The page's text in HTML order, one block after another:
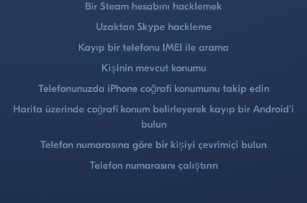
Bir Steam hesabını hacklemek
Uzaktan Skype hackleme
Kayıp bir telefonu IMEI ile arama
Kişinin mevcut konumu
Telefonunuzda iPhone coğrafi konumunu takip edin
Harita üzerinde coğrafi konum belirleyerek kayıp bir Android'i
bulun
Telefon numarasına göre bir kişiyi çevrimiçi bulun
Telefon numarasını çalıştırın